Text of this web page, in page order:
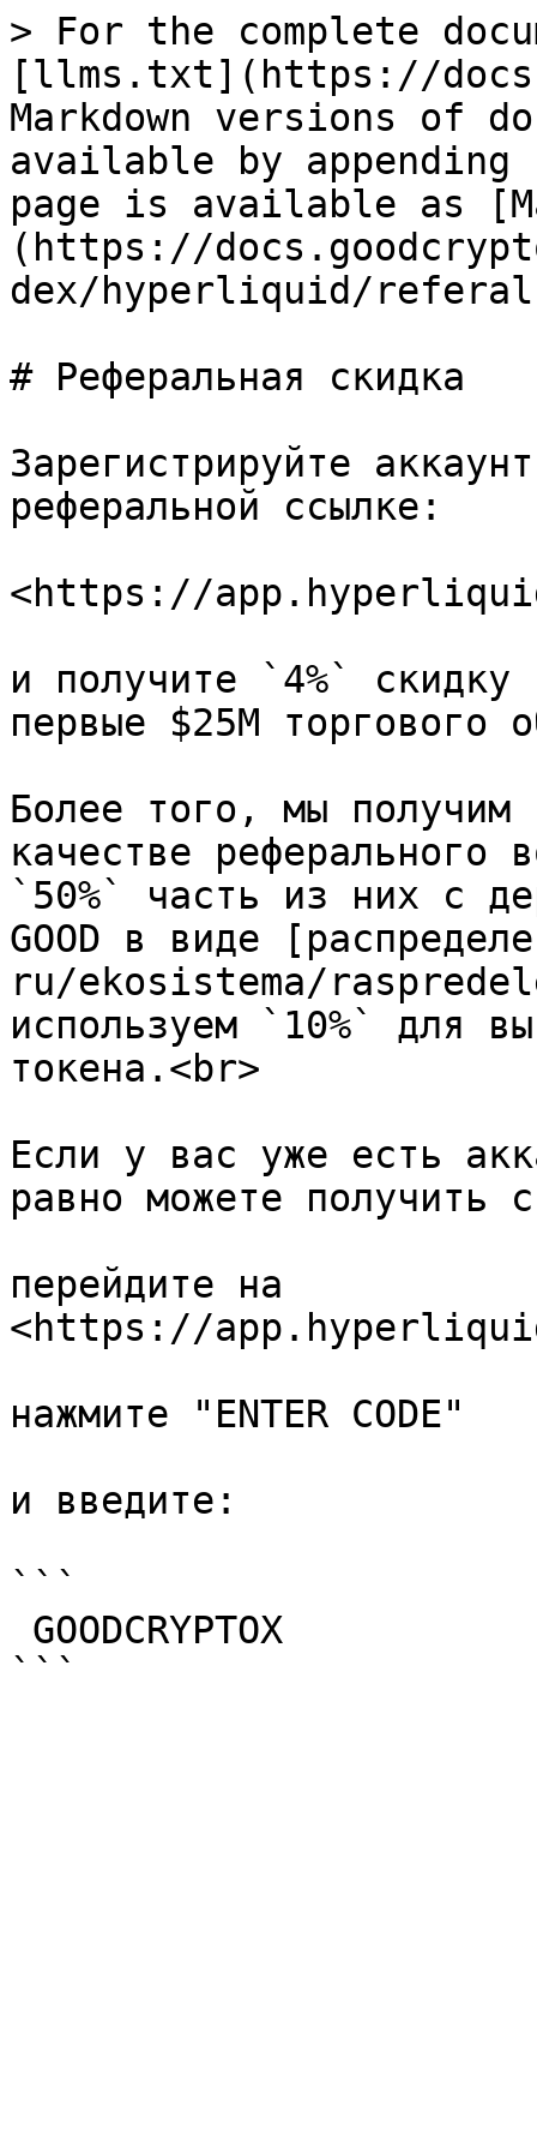
> For the complete
[llms.txt](https://
Markdown versions of
available by
page is available as
(https://
dex/hyperliquid/
# Реферальная скидка
Зарегистрируйте
реферальной ссылке:
<https://
и получите `4%` скидку
первые $25M торгового
Более того, мы получим
качестве реферального
`50%` часть из них с
GOOD в виде
ru/ekosistema/
используем `10%` для
токена.<br>
Если у вас уже есть
равно можете получить
перейдите на
<https://
нажмите "ENTER CODE"
и введите:
```